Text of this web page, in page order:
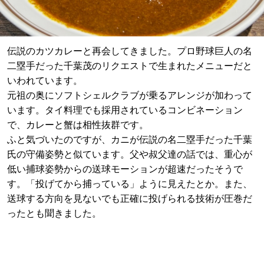
伝説のカツカレーと再会してきました。プロ野球巨人の名
二塁手だった千葉茂のリクエストで生まれたメニューだと
いわれています。
元祖の奥にソフトシェルクラブが乗るアレンジが加わって
います。タイ料理でも採用されているコンビネーション
で、カレーと蟹は相性抜群です。
ふと気づいたのですが、カニが伝説の名二塁手だった千葉
氏の守備姿勢と似ています。父や叔父達の話では、重心が
低い捕球姿勢からの送球モーションが超速だったそうで
す。「投げてから捕っている」ように見えたとか。また、
送球する方向を見ないでも正確に投げられる技術が圧巻だ
ったとも聞きました。